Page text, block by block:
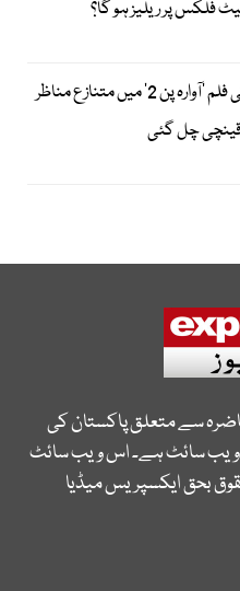
فلکس پر ریلیز ہو گا؟
عمران ہاشمی کی فلم ’آوارہ پن 2‘ میں متنازع مناظر
قینچی چل گئی
سے متعلق پاکستان کی
ویب سائٹ ہے۔ اس ویب سائٹ
بحق ایکسپریس میڈیا